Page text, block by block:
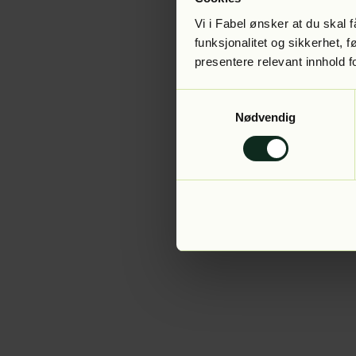
Vi i Fabel ønsker at du skal
funksjonalitet og sikkerhet,
presentere relevant innhold
Nødvendig
Application